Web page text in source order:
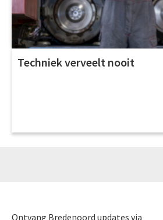
Techniek verveelt nooit
Ontvang Bredenoord updates via